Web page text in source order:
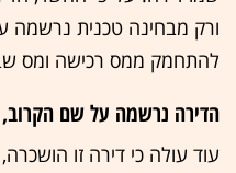
ורק מבחינה טכנית
להתחמק ממס רכישה ומס
הדירה נרשמה על שם הקרוב,
עוד עולה כי דירה זו